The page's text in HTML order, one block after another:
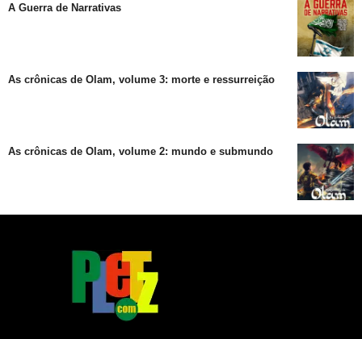
A Guerra de Narrativas
As crônicas de Olam, volume 3: morte e ressurreição
As crônicas de Olam, volume 2: mundo e submundo